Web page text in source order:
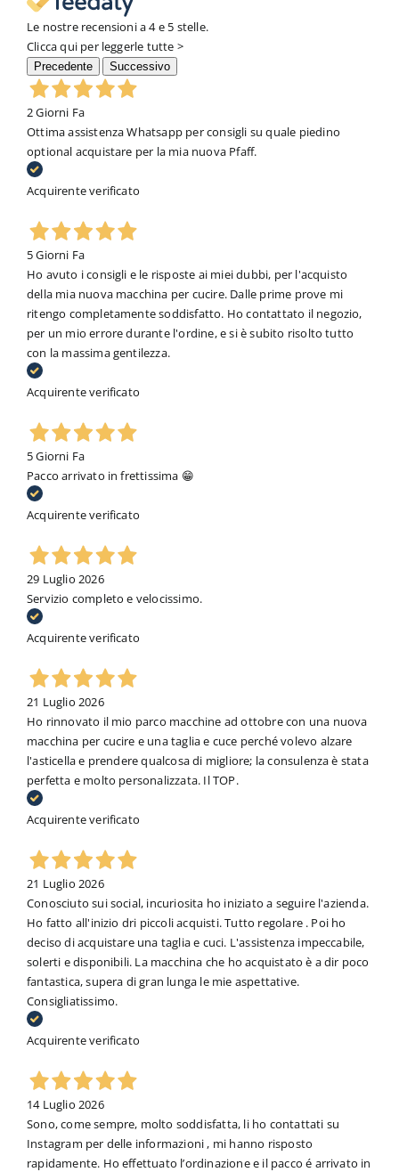
Le nostre recensioni a 4 e 5 stelle.
Clicca qui per leggerle tutte >
Precedente Successivo
2 Giorni Fa
Ottima assistenza Whatsapp per consigli su quale piedino
optional acquistare per la mia nuova Pfaff.
Acquirente verificato
5 Giorni Fa
Ho avuto i consigli e le risposte ai miei dubbi, per l'acquisto
della mia nuova macchina per cucire. Dalle prime prove mi
ritengo completamente soddisfatto. Ho contattato il negozio,
per un mio errore durante l'ordine, e si è subito risolto tutto
con la massima gentilezza.
Acquirente verificato
5 Giorni Fa
Pacco arrivato in frettissima 😁
Acquirente verificato
29 Luglio 2026
Servizio completo e velocissimo.
Acquirente verificato
21 Luglio 2026
Ho rinnovato il mio parco macchine ad ottobre con una nuova
macchina per cucire e una taglia e cuce perché volevo alzare
l'asticella e prendere qualcosa di migliore; la consulenza è stata
perfetta e molto personalizzata. Il TOP.
Acquirente verificato
21 Luglio 2026
Conosciuto sui social, incuriosita ho iniziato a seguire l'azienda.
Ho fatto all'inizio dri piccoli acquisti. Tutto regolare . Poi ho
deciso di acquistare una taglia e cuci. L'assistenza impeccabile,
solerti e disponibili. La macchina che ho acquistato è a dir poco
fantastica, supera di gran lunga le mie aspettative.
Consigliatissimo.
Acquirente verificato
14 Luglio 2026
Sono, come sempre, molto soddisfatta, li ho contattati su
Instagram per delle informazioni , mi hanno risposto
rapidamente. Ho effettuato l’ordinazione e il pacco é arrivato in